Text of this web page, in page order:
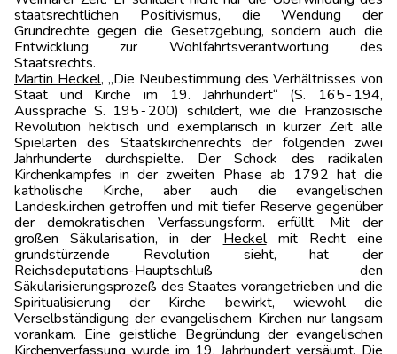
staatsrechtlichen Positivismus, die Wendung der
Grundrechte gegen die Gesetzgebung, sondern auch die
Entwicklung zur Wohlfahrtsverantwortung des
Staatsrechts.
Martin Heckel, „Die Neubestimmung des Verhältnisses von
Staat und Kirche im 19. Jahrhundert“ (S. 165‑194,
Aussprache S. 195‑200) schildert, wie die Französische
Revolution hektisch und exemplarisch in kurzer Zeit al­le
Spielarten des Staatskirchenrechts der folgenden zwei
Jahrhunderte durchspielte. Der Schock des radika­len
Kirchenkampfes in der zweiten Phase ab 1792 hat die
katholische Kirche, aber auch die evangelischen
Landesk.irchen getroffen und mit tiefer Reserve gegenüber
der demokratischen Verfassungsform. erfüllt. Mit der
großen Säkularisation, in der Heckelmit Recht eine
grundstürzende Revolution sieht, hat der
Reichsdeputations-Hauptschluß den
Säkularisierungsprozeß des Staates vorangetrieben und die
Spiritualisierung der Kirche bewirkt, wiewohl die
Verselbständigung der evangelischem Kirchen nur langsam
vorankam. Eine geistliche Begründung der evangelischen